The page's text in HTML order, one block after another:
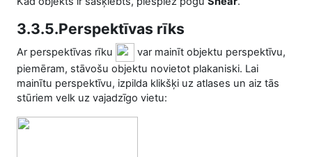
3.3.5.Perspektīvas rīks
Ar perspektīvas rīku
var mainīt objektu perspektīvu,
piemēram, stāvošu objektu novietot plakaniski. Lai
mainītu perspektīvu, izpilda klikšķi uz atlases un aiz tās
stūriem velk uz vajadzīgo vietu: